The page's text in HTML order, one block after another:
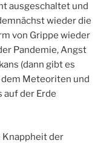
ausgeschaltet und
wieder die
von Grippe wieder
Pandemie, Angst
(dann gibt es
Meteoriten und
auf der Erde
Knappheit der